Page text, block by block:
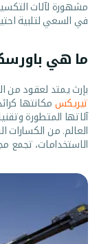
مشهورة لآلات
في السعي لتلبية
ما هي
بإرث يمتد لعقود من
تيريكس مكانتها
آلاتها المتطورة
العالم. من الكسارات
الاستخدامات، تجمع